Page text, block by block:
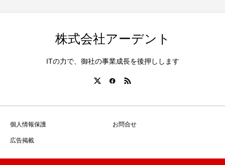
株式会社アーデント
ITの力で、御社の事業成長を後押しします
個人情報保護 お問合せ
広告掲載